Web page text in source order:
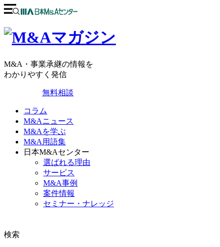
M&A・事業承継の情報を
わかりやすく発信
無料相談
コラム
M&Aニュース
M&Aを学ぶ
M&A用語集
日本M&Aセンター
選ばれる理由
サービス
M&A事例
案件情報
セミナー・ナレッジ
検索